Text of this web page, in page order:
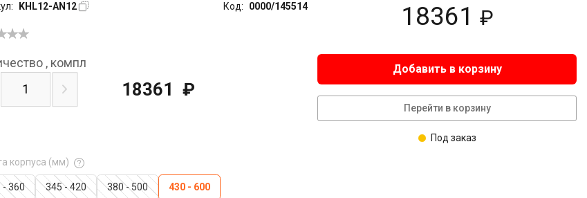
KHL12-AN12 Код: 0000/145514 18361 ₽
корпуса (мм)
- 360 345 - 420 380 - 500
430 - 600
, компл
18361 ₽
Добавить в корзину
Перейти в корзину
Под заказ